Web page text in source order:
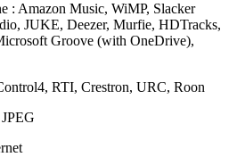
: Amazon Music, WiMP, Slacker
JUKE, Deezer, Murfie, HDTracks,
Groove (with OneDrive),
RTI, Crestron, URC, Roon